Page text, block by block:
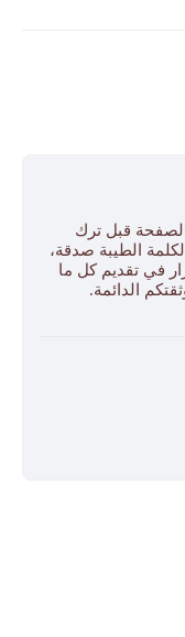
الصفحة قبل ترك
الطيبة صدقة،
في تقديم كل ما
الدائمة.